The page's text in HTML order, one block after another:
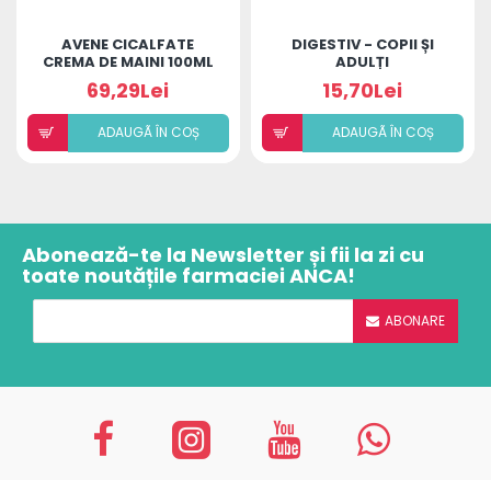
AVENE CICALFATE
CREMA DE MAINI 100ML
69,29Lei
ADAUGÃ ÎN COȘ
DIGESTIV - COPII ȘI
ADULȚI
15,70Lei
ADAUGÃ ÎN COȘ
Abonează-te la Newsletter și fii la zi cu
toate noutățile farmaciei ANCA!
ABONARE